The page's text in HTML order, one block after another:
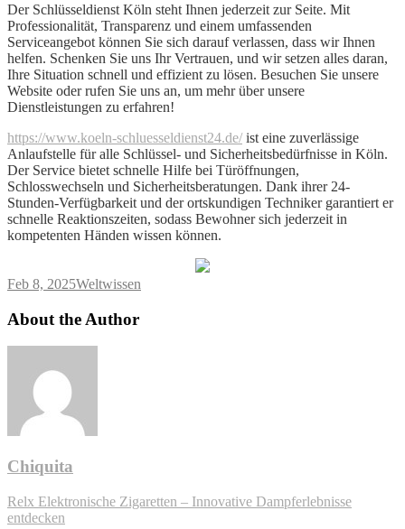
Der Schlüsseldienst Köln steht Ihnen jederzeit zur Seite. Mit
Professionalität, Transparenz und einem umfassenden
Serviceangebot können Sie sich darauf verlassen, dass wir Ihnen
helfen. Schenken Sie uns Ihr Vertrauen, und wir setzen alles daran,
Ihre Situation schnell und effizient zu lösen. Besuchen Sie unsere
Website oder rufen Sie uns an, um mehr über unsere
Dienstleistungen zu erfahren!
https://www.koeln-schluesseldienst24.de/ist eine zuverlässige
Anlaufstelle für alle Schlüssel- und Sicherheitsbedürfnisse in Köln.
Der Service bietet schnelle Hilfe bei Türöffnungen,
Schlosswechseln und Sicherheitsberatungen. Dank ihrer 24-
Stunden-Verfügbarkeit und der ortskundigen Techniker garantiert er
schnelle Reaktionszeiten, sodass Bewohner sich jederzeit in
kompetenten Händen wissen können.
Feb 8, 2025Weltwissen
About the Author
Chiquita
Post
Relx Elektronische Zigaretten – Innovative Dampferlebnisse
entdecken